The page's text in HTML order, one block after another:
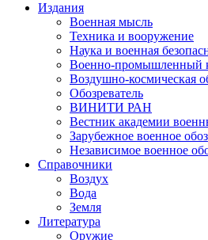
Издания
Военная мысль
Техника и вооружение
Наука и военная
Военно-промышленный
Воздушно-космическая
Обозреватель
ВИНИТИ РАН
Вестник академии
Зарубежное военное
Независимое военное
Справочники
Воздух
Вода
Земля
Литература
Оружие